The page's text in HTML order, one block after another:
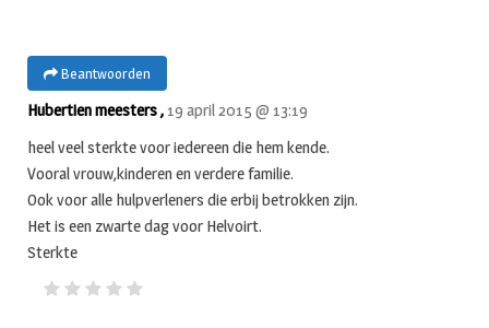
Beantwoorden
Hubertien meesters , 19 april 2015 @ 13:19
heel veel sterkte voor iedereen die hem kende.
Vooral vrouw,kinderen en verdere familie.
Ook voor alle hulpverleners die erbij betrokken zijn.
Het is een zwarte dag voor Helvoirt.
Sterkte